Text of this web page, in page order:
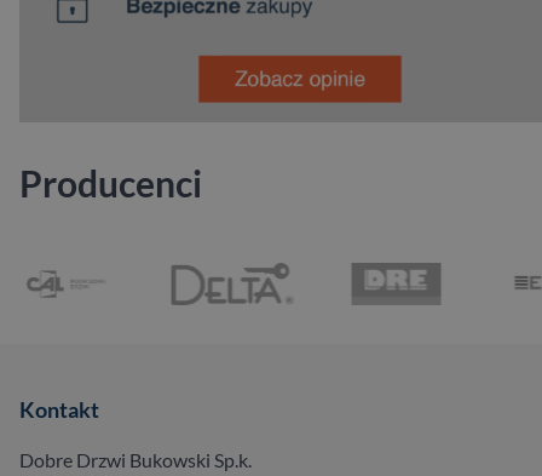
Producenci
Kontakt
Dobre Drzwi Bukowski Sp.k.